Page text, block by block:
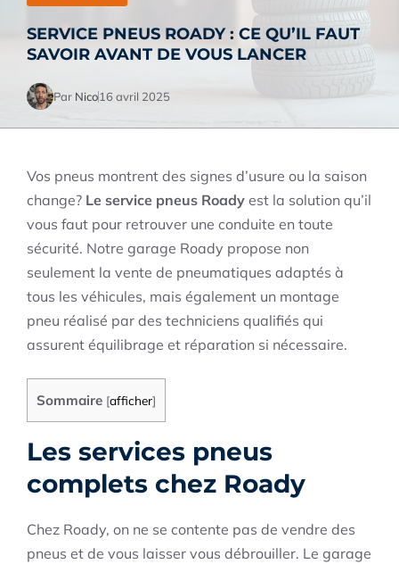
SERVICE PNEUS ROADY : CE QU’IL FAUT
SAVOIR AVANT DE VOUS LANCER
Par Nico16 avril 2025
Vos pneus montrent des signes d’usure ou la saison
change? Le service pneus Roady est la solution qu’il
vous faut pour retrouver une conduite en toute
sécurité. Notre garage Roady propose non
seulement la vente de pneumatiques adaptés à
tous les véhicules, mais également un montage
pneu réalisé par des techniciens qualifiés qui
assurent équilibrage et réparation si nécessaire.
Sommaire [afficher]
Les services pneus
complets chez Roady
Chez Roady, on ne se contente pas de vendre des
pneus et de vous laisser vous débrouiller. Le garage